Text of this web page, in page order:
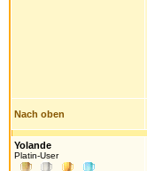
Nach oben
Yolande
Platin-User